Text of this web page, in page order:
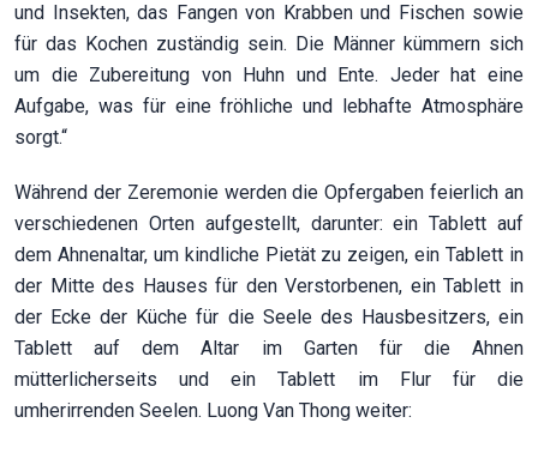
und Insekten, das Fangen von Krabben und Fischen sowie
für das Kochen zuständig sein. Die Männer kümmern sich
um die Zubereitung von Huhn und Ente. Jeder hat eine
Aufgabe, was für eine fröhliche und lebhafte Atmosphäre
sorgt.“
Während der Zeremonie werden die Opfergaben feierlich an
verschiedenen Orten aufgestellt, darunter: ein Tablett auf
dem Ahnenaltar, um kindliche Pietät zu zeigen, ein Tablett in
der Mitte des Hauses für den Verstorbenen, ein Tablett in
der Ecke der Küche für die Seele des Hausbesitzers, ein
Tablett auf dem Altar im Garten für die Ahnen
mütterlicherseits und ein Tablett im Flur für die
umherirrenden Seelen. Luong Van Thong weiter: